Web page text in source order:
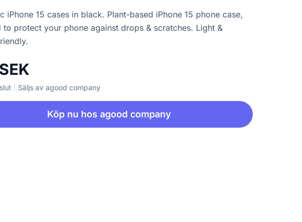
iPhone 15 cases in black. Plant-based iPhone 15 phone case,
to protect your phone against drops & scratches. Light &
Säljs av agood company
Köp nu hos agood company